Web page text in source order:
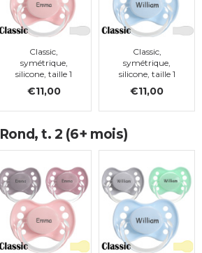
Classic,
symétrique,
silicone, taille 1
€11,00
Classic,
symétrique,
silicone, taille 1
€11,00
Rond, t. 2 (6+ mois)